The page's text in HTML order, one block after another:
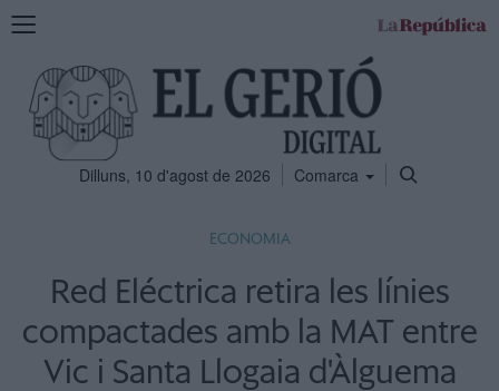
Mostra
navegació
Dilluns, 10 d'agost de 2026 Comarca
ECONOMIA
Red Eléctrica retira les línies
compactades amb la MAT entre
Vic i Santa Llogaia d'Àlguema